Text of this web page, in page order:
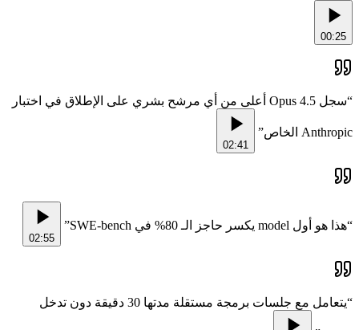
00:25
“ سجل Opus 4.5 أعلى من أي مرشح بشري على الإطلاق في اختبار
Anthropic الخاص ”
02:41
“هذا هو أول model يكسر حاجز الـ 80% في SWE-bench ”
02:55
“ يتعامل مع جلسات برمجة مستقلة مدتها 30 دقيقة دون تدخل